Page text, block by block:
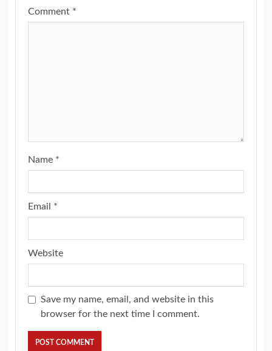
Comment *
Name *
Email *
Website
Save my name, email, and website in this
browser for the next time I comment.